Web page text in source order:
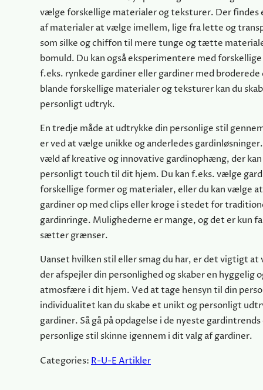
vælge forskellige materialer og teksturer. Der findes
af materialer at vælge imellem, lige fra lette og
som silke og chiffon til mere tunge og tætte
bomuld. Du kan også eksperimentere med
f.eks. rynkede gardiner eller gardiner med
blande forskellige materialer og teksturer kan du
personligt udtryk.
En tredje måde at udtrykke din personlige stil
er ved at vælge unikke og anderledes
væld af kreative og innovative gardinophæng, der
personligt touch til dit hjem. Du kan f.eks. vælge
forskellige former og materialer, eller du kan vælge
gardiner op med clips eller kroge i stedet for
gardinringe. Mulighederne er mange, og det er kun
sætter grænser.
Uanset hvilken stil eller smag du har, er det vigtigt
der afspejler din personlighed og skaber en hyggelig
atmosfære i dit hjem. Ved at tage hensyn til din
individualitet kan du skabe et unikt og personligt
gardiner. Så gå på opdagelse i de nyeste gardintrends
personlige stil skinne igennem i dit valg af gardiner.
Categories: R-U-E Artikler